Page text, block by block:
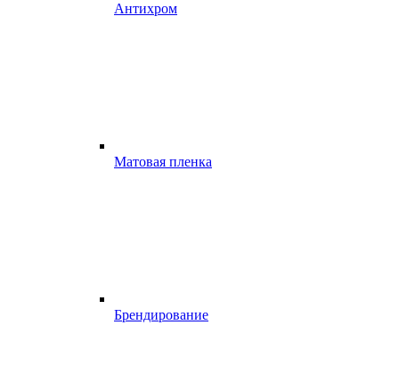
Антихром
Матовая пленка
Брендирование